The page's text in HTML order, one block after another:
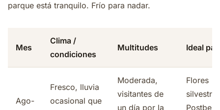
parque está tranquilo. Frío para nadar.
Mes
Clima /
condiciones
Multitudes Ideal
Ago-
Fresco, lluvia
ocasional que
Moderada,
visitantes de
un día por la
Flores